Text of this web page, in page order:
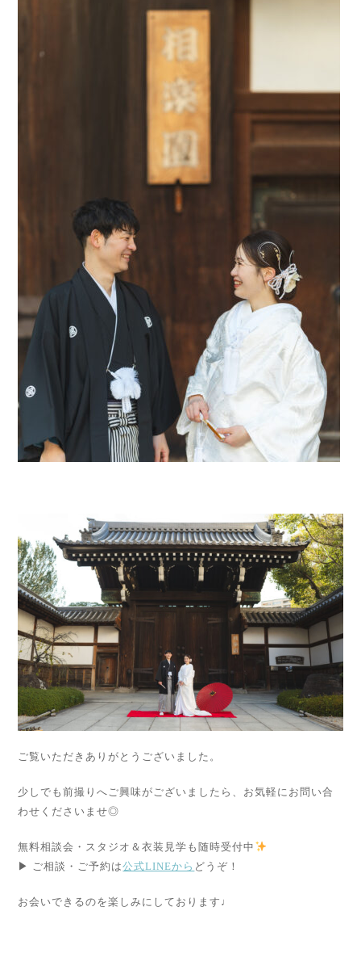
ご覧いただきありがとうございました。
少しでも前撮りへご興味がございましたら、お気軽にお問い合
わせくださいませ◎
無料相談会・スタジオ＆衣装見学も随時受付中
▶ ご相談・ご予約は公式LINEから どうぞ！
お会いできるのを楽しみにしております♩